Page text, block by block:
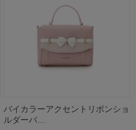
バイカラーアクセントリボンショ
ルダーバ…